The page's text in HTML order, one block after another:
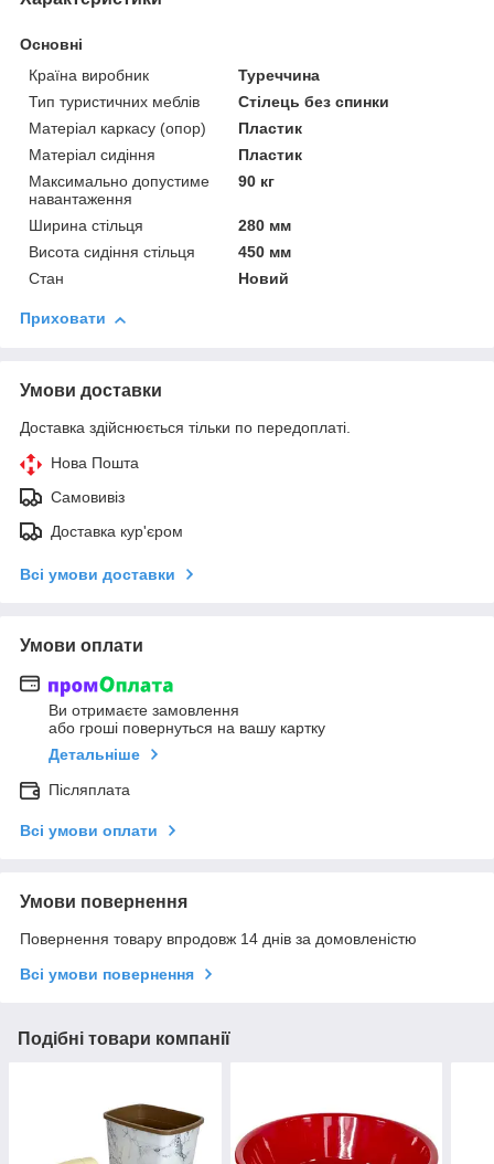
Основні
Країна виробник
Туреччина
Тип туристичних меблів
Стілець без спинки
Матеріал каркасу (опор)
Пластик
Матеріал сидіння
Пластик
Максимально допустиме
навантаження
90 кг
Ширина стільця
280 мм
Висота сидіння стільця
450 мм
Стан
Новий
Приховати
Умови доставки
Доставка здійснюється тільки по передоплаті.
Нова Пошта
Самовивіз
Доставка кур'єром
Всі умови доставки
Умови оплати
Ви отримаєте замовлення
або гроші повернуться на вашу картку
Детальніше
Післяплата
Всі умови оплати
Умови повернення
Повернення товару впродовж 14 днів за домовленістю
Всі умови повернення
Подібні товари компанії